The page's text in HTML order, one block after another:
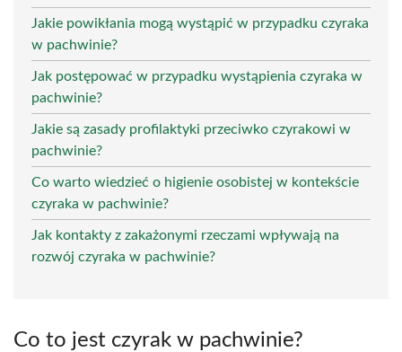
Jakie powikłania mogą wystąpić w przypadku czyraka
w pachwinie?
Jak postępować w przypadku wystąpienia czyraka w
pachwinie?
Jakie są zasady profilaktyki przeciwko czyrakowi w
pachwinie?
Co warto wiedzieć o higienie osobistej w kontekście
czyraka w pachwinie?
Jak kontakty z zakażonymi rzeczami wpływają na
rozwój czyraka w pachwinie?
Co to jest czyrak w pachwinie?